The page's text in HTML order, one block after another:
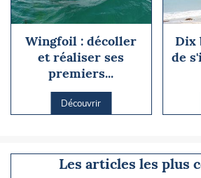
Wingfoil : décoller
et réaliser ses
premiers...
Découvrir
Dix
de
Les articles les plus